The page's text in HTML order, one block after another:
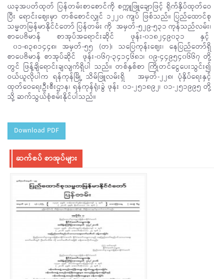
ယခုအပတ်ထုတ် ပြန်တမ်းစာစောင်ကို စက္ကူဖြူချောဖြင့် ရိုက်နှိပ်ထုတ်ဝေ
ပြီး ရောင်းဈေးမှာ တစ်စောင်လျှင် ၁၂၂၀ ကျပ် ဖြစ်သည်။ ပြည်ထောင်စု
သမ္မတမြန်မာနိုင်ငံတော် ပြန်တမ်း ကို အမှတ်-၅၂၉-၅၃၁ ကုန်သည်လမ်း၊
စာပေဗိမာန် စာအုပ်အရောင်းဆိုင် ဖုန်း-၀၁၈၂၄၉၀၃၁ နှင့်
၀၁-၈၃၈၁၄၄၈၊ အမှတ်-၅၅ (တ)၊ သပြေကုန်းဈေး၊ နေပြည်တော်ရှိ
စာပေဗိမာန် စာအုပ်ဆိုင် ဖုန်း-၀၆၇-၃၄၁၄၆၈၁၊ ၀၉-၄၄၉၅၄၀၆၆၇ တို့
တွင် ဖြန့်ချိရောင်းချလျက်ရှိပါ သည်။ တစ်နှစ်စာ ကြိုတင်ငွေပေးသွင်း၍
ဝယ်ယူလိုပါက ရန်ကုန်မြို့ သိမ်ဖြူလမ်းရှိ အမှတ်-၂၂၈၊ ပုံနှိပ်ရေးနှင့်
ထုတ်ဝေရေးဦးစီးဌာန၊ ရန်ကုန်ရုံးခွဲ ဖုန်း ၀၁-၂၅၁၈၉၂၊ ၀၁-၂၅၁၉၉၅ တို့
သို့ ဆက်သွယ်စုံစမ်းနိုင်ပါသည်။
Download PDF
ဆက်စပ် စာအုပ်များ